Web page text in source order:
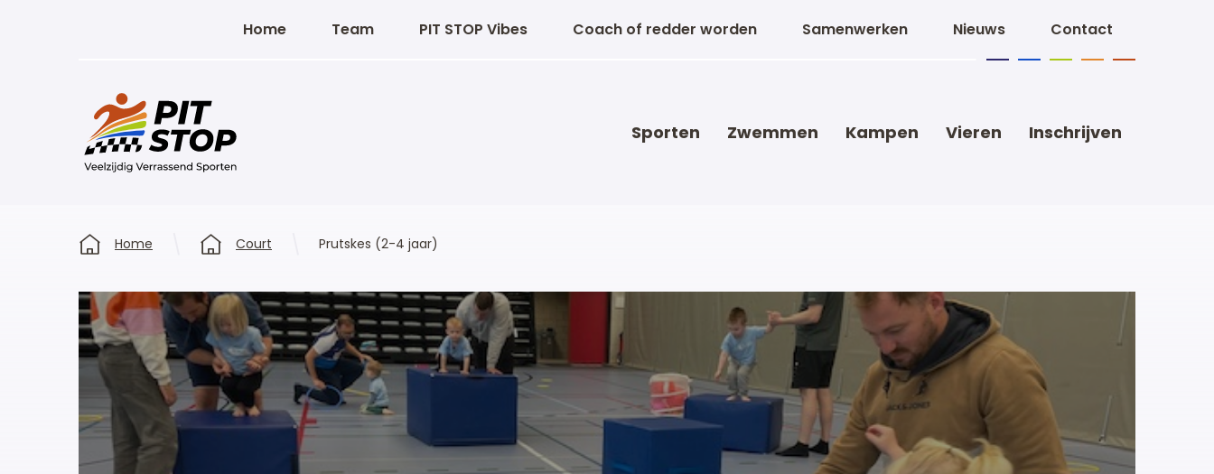
Home Team PIT STOP Vibes Coach of redder worden Samenwerken Nieuws Contact
Sporten Zwemmen Kampen Vieren Inschrijven
Home Court Prutskes (2-4 jaar)